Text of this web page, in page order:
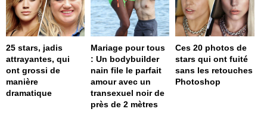
25 stars, jadis
attrayantes, qui
ont grossi de
manière
dramatique
Mariage pour tous
: Un bodybuilder
nain file le parfait
amour avec un
transexuel noir de
près de 2 mètres
Ces 20 photos de
stars qui ont fuité
sans les retouches
Photoshop